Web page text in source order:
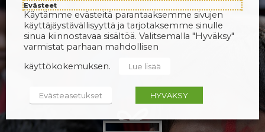
Evästeet
Käytämme evästeitä parantaaksemme sivujen
käyttäjäystävällisyyttä ja tarjotaksemme sinulle
sinua kiinnostavaa sisältöä. Valitsemalla "Hyväksy"
varmistat parhaan mahdollisen
käyttökokemuksen.
Lue lisää
Evästeasetukset HYVÄKSY